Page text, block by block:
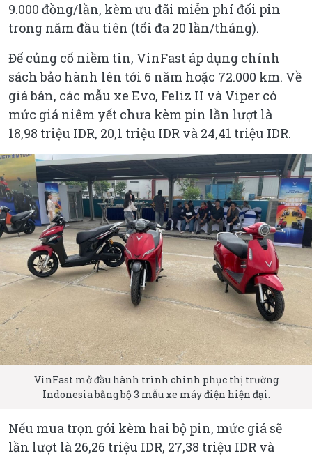
9.000 đồng/lần, kèm ưu đãi miễn phí đổi pin
trong năm đầu tiên (tối đa 20 lần/tháng).
Để củng cố niềm tin, VinFast áp dụng chính
sách bảo hành lên tới 6 năm hoặc 72.000 km. Về
giá bán, các mẫu xe Evo, Feliz II và Viper có
mức giá niêm yết chưa kèm pin lần lượt là
18,98 triệu IDR, 20,1 triệu IDR và 24,41 triệu IDR.
VinFast mở đầu hành trình chinh phục thị trường
Indonesia bằng bộ 3 mẫu xe máy điện hiện đại.
Nếu mua trọn gói kèm hai bộ pin, mức giá sẽ
lần lượt là 26,26 triệu IDR, 27,38 triệu IDR và